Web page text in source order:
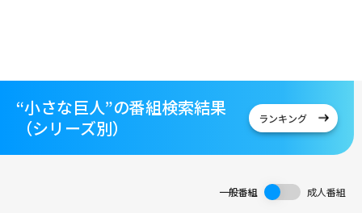
“小さな巨人”の番組検索結果
（シリーズ別）
ランキング
一般番組 成人番組